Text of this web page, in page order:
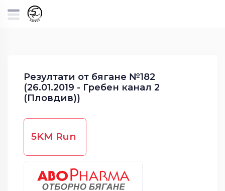
Резултати от бягане №182
(26.01.2019 - Гребен канал 2
(Пловдив))
5KM Run